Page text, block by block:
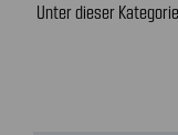
Unter dieser